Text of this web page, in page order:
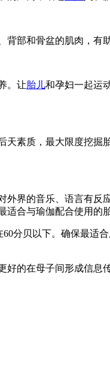
部和骨盆的肌肉，有
。让胎儿和孕妇一起运
素质，最大限度挖
界的音乐、语言有
合与瑜伽配合使用的胎
分贝以下。确保最适
的在母子间形成信